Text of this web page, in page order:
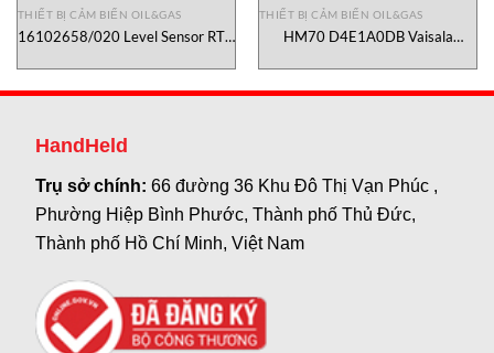
THIẾT BỊ CẢM BIẾN OIL&GAS
16102658/020 Level Sensor RTK
THIẾT BỊ CẢM BIẾN OIL&GAS
HM70 D4E1A0DB Vaisala
HandHeld
Trụ sở chính:66 đường 36 Khu Đô Thị Vạn Phúc ,
Phường Hiệp Bình Phước, Thành phố Thủ Đức,
Thành phố Hồ Chí Minh, Việt Nam